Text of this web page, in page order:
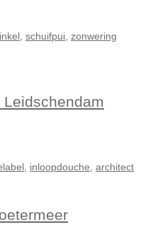
schuifpui zonwering
inloopdouche architect